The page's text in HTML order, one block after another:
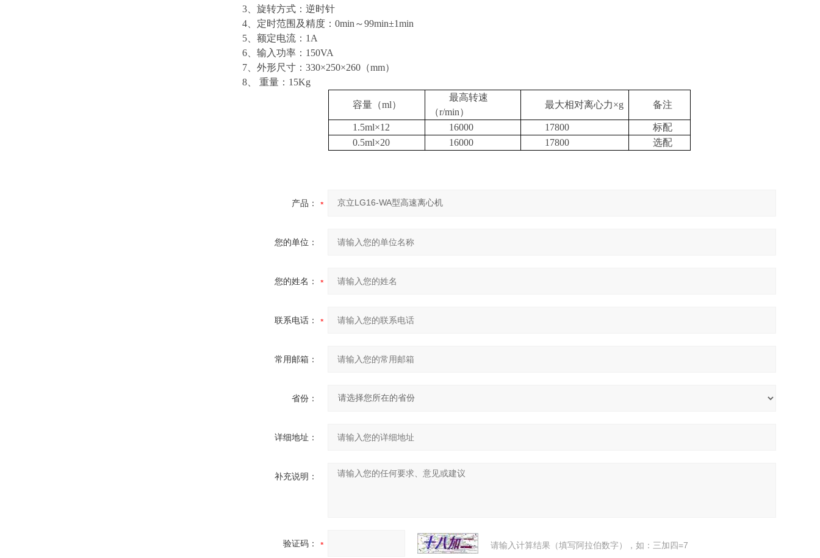
3 、旋转方式：逆时针
4 、定时范围及精度： 0min ～99min±1min
5 、额定电流： 1A
6 、输入功率： 150VA
7 、外形尺寸： 330×250×260 （mm）
8 、 重量： 15Kg
容量（ml）
最高转速
（r/min）
最大相对离心力×g 备注
1.5ml×12 16000 17800
标配
0.5ml×20 16000 17800 选配
产品：
您的单位：
您的姓名：
联系电话：
常用邮箱：
省份：
详细地址：
补充说明：
验证码： 请输入计算结果（填写阿拉伯数字），如：三加四=7